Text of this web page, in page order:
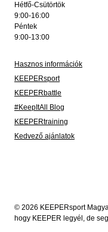
Hétfő-Csütörtök
9:00-16:00
Péntek
9:00-13:00
Hasznos információk
KEEPERsport
KEEPERbattle
#KeepItAll Blog
KEEPERtraining
Kedvező ajánlatok
© 2026 KEEPERsport
hogy KEEPER legyél, de